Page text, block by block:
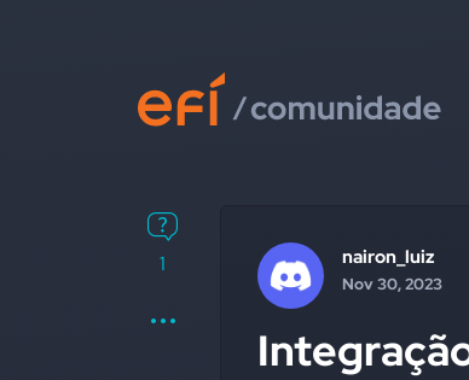
1 nairon_luiz
Nov 30, 2023